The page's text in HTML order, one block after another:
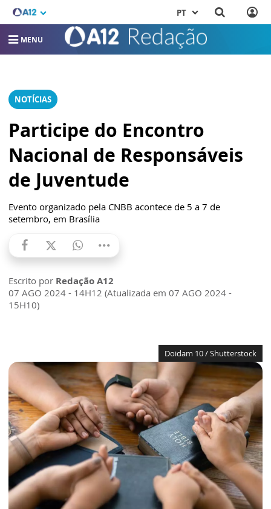
PT
MENU
NOTÍCIAS
Participe do Encontro
Nacional de Responsáveis
de Juventude
Evento organizado pela CNBB acontece de 5 a 7 de
setembro, em Brasília
Escrito por Redação A12
07 AGO 2024 - 14H12 (Atualizada em 07 AGO 2024 -
15H10)
Doidam 10 / Shutterstock